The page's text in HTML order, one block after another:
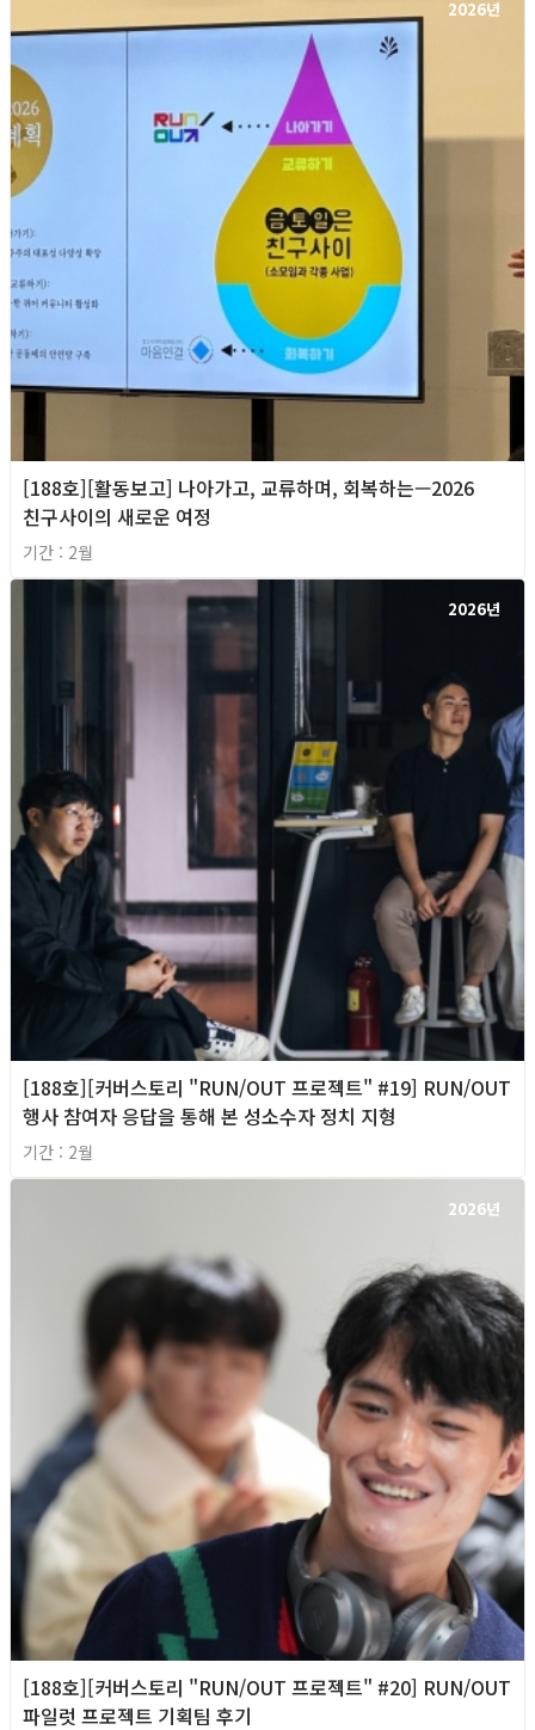
2026년
[188호][활동보고] 나아가고, 교류하며, 회복하는—2026
친구사이의 새로운 여정
기간 : 2월
2026년
[188호][커버스토리 "RUN/OUT 프로젝트" #19] RUN/OUT
행사 참여자 응답을 통해 본 성소수자 정치 지형
기간 : 2월
2026년
[188호][커버스토리 "RUN/OUT 프로젝트" #20] RUN/OUT
파일럿 프로젝트 기획팀 후기